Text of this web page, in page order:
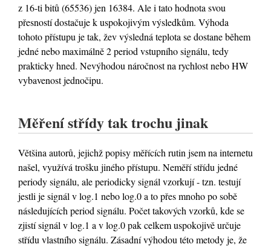
z 16-ti bitů (65536) jen 16384. Ale i tato hodnota svou
přesností dostačuje k uspokojivým výsledkům. Výhoda
tohoto přístupu je tak, žev výsledná teplota se dostane během
jedné nebo maximálně 2 period vstupního signálu, tedy
prakticky hned. Nevýhodou náročnost na rychlost nebo HW
vybavenost jednočipu.
Měření střídy tak trochu jinak
Většina autorů, jejichž popisy měřících rutin jsem na internetu
našel, využívá trošku jiného přístupu. Neměří střídu jedné
periody signálu, ale periodicky signál vzorkují - tzn. testují
jestli je signál v log.1 nebo log.0 a to přes mnoho po sobě
následujících period signálu. Počet takových vzorků, kde se
zjistí signál v log.1 a v log.0 pak celkem uspokojivě určuje
střídu vlastního signálu. Zásadní výhodou této metody je, že